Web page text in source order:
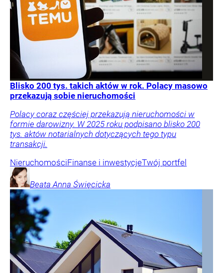
Blisko 200 tys. takich aktów w rok. Polacy masowo
przekazują sobie nieruchomości
Polacy coraz częściej przekazują nieruchomości w
formie darowizny. W 2025 roku podpisano blisko 200
tys. aktów notarialnych dotyczących tego typu
transakcji.
NieruchomościFinanse i inwestycjeTwój portfel
Beata Anna Święcicka